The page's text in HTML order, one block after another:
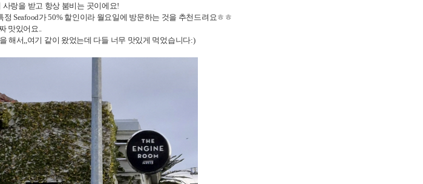
랑을 받고 항상 붐비는 곳이에요!
Seafood가 50% 할인이라 월요일에 방문하는 것을 추천드려요ㅎㅎ
맛있어요..
해서,,여기 같이 왔었는데 다들 너무 맛있게 먹었습니다:)